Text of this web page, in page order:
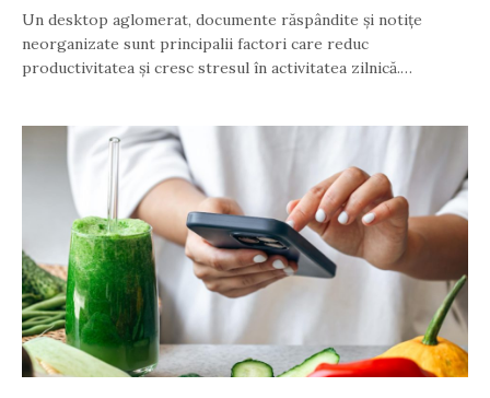
Un desktop aglomerat, documente răspândite și notițe
neorganizate sunt principalii factori care reduc
productivitatea și cresc stresul în activitatea zilnică.…